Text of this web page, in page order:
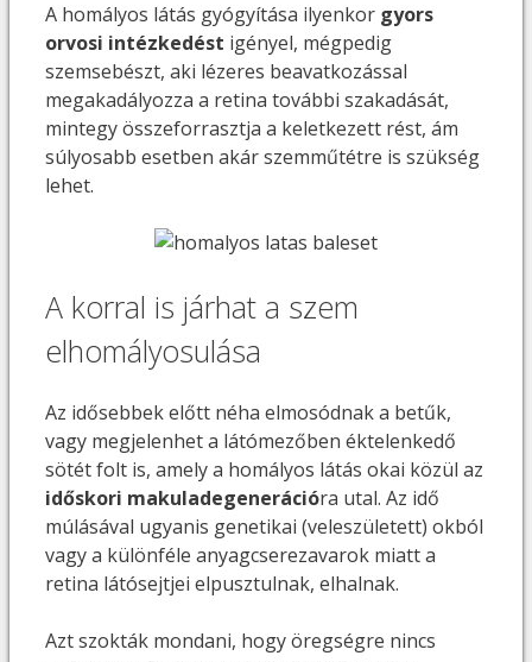
A homályos látás gyógyítása ilyenkor gyors
orvosi intézkedést igényel, mégpedig
szemsebészt, aki lézeres beavatkozással
megakadályozza a retina további szakadását,
mintegy összeforrasztja a keletkezett rést, ám
súlyosabb esetben akár szemműtétre is szükség
lehet.
A korral is járhat a szem
elhomályosulása
Az idősebbek előtt néha elmosódnak a betűk,
vagy megjelenhet a látómezőben éktelenkedő
sötét folt is, amely a homályos látás okai közül az
időskori makuladegenerációra utal. Az idő
múlásával ugyanis genetikai (veleszületett) okból
vagy a különféle anyagcserezavarok miatt a
retina látósejtjei elpusztulnak, elhalnak.
Azt szokták mondani, hogy öregségre nincs